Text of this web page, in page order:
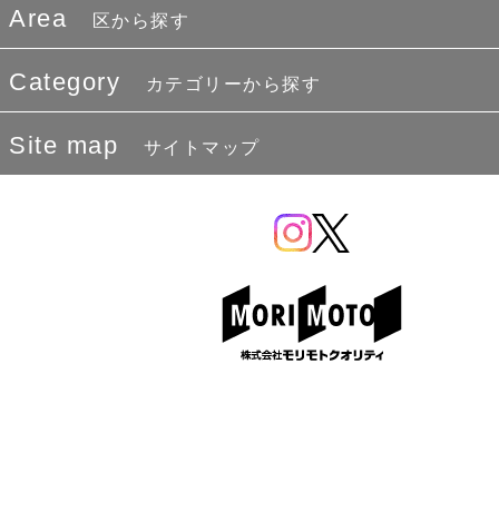
Area 区から探す
Category カテゴリーから探す
Site map サイトマップ